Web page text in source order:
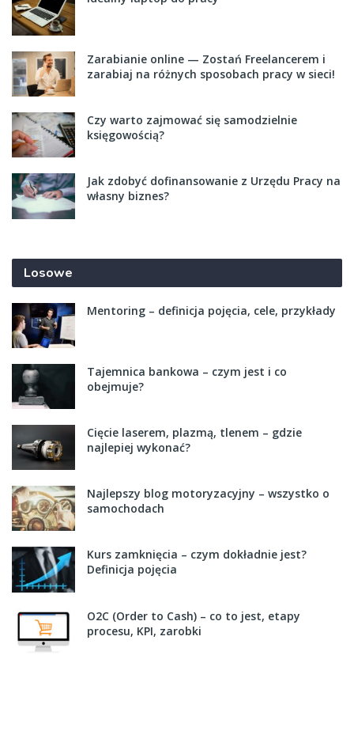
Zarabianie online — Zostań Freelancerem i
zarabiaj na różnych sposobach pracy w sieci!
Czy warto zajmować się samodzielnie
księgowością?
Jak zdobyć dofinansowanie z Urzędu Pracy na
własny biznes?
Losowe
Mentoring – definicja pojęcia, cele, przykłady
Tajemnica bankowa – czym jest i co
obejmuje?
Cięcie laserem, plazmą, tlenem – gdzie
najlepiej wykonać?
Najlepszy blog motoryzacyjny – wszystko o
samochodach
Kurs zamknięcia – czym dokładnie jest?
Definicja pojęcia
O2C (Order to Cash) – co to jest, etapy
procesu, KPI, zarobki